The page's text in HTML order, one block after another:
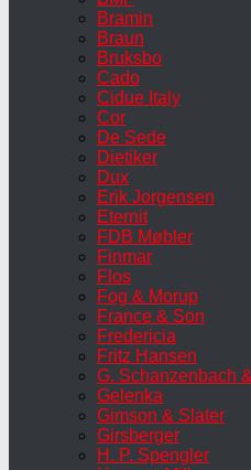
Bramin
Braun
Bruksbo
Cado
Cidue Italy
Cor
De Sede
Dietiker
Dux
Erik Jorgensen
Eternit
FDB Møbler
Finmar
Flos
Fog & Morup
France & Son
Fredericia
Fritz Hansen
G. Schanzenbach
Gelenka
Gimson & Slater
Girsberger
H. P. Spengler